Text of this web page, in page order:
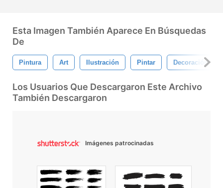
Esta Imagen También Aparece En Búsquedas
De
Pintura Art Ilustración Pintar Decoración
Los Usuarios Que Descargaron Este Archivo
También Descargaron
Imágenes patrocinadas